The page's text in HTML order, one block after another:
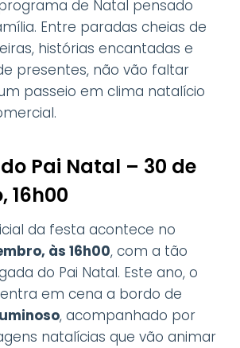
de Natal pensado
Entre paradas cheias de
histórias encantadas e
presentes, não vão faltar
passeio em clima natalício
Pai Natal – 30 de
16h00
da festa acontece no
às 16h00, com a tão
do Pai Natal. Este ano, o
em cena a bordo de
, acompanhado por
natalícias que vão animar